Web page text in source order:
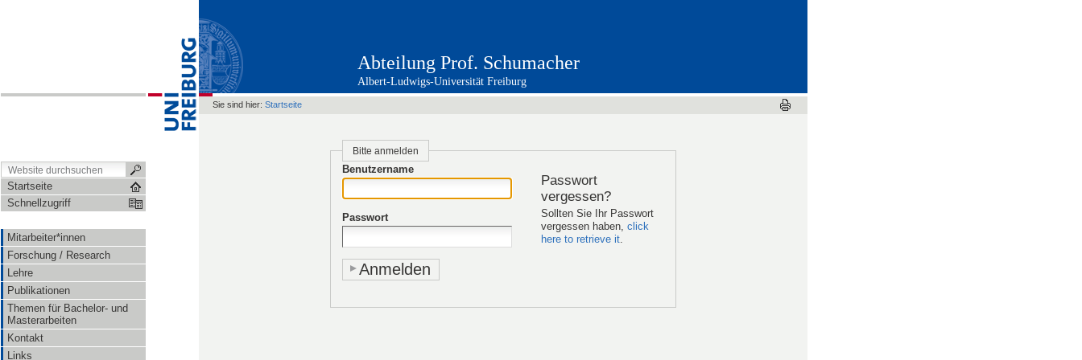
Startseite
Schnellzugriff
Mitarbeiter*innen
Forschung / Research
Lehre
Publikationen
Themen für Bachelor- und
Masterarbeiten
Kontakt
Links
Abteilung Prof. Schumacher
Albert-Ludwigs-Universität Freiburg
Sie sind hier: Startseite
Bitte anmelden
Passwort
vergessen?
Sollten Sie Ihr Passwort
vergessen haben, click
here to retrieve it.
Benutzername
Passwort